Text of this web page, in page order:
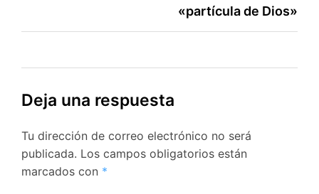
«partícula de Dios»
Deja una respuesta
Tu dirección de correo electrónico no será
publicada. Los campos obligatorios están
marcados con *